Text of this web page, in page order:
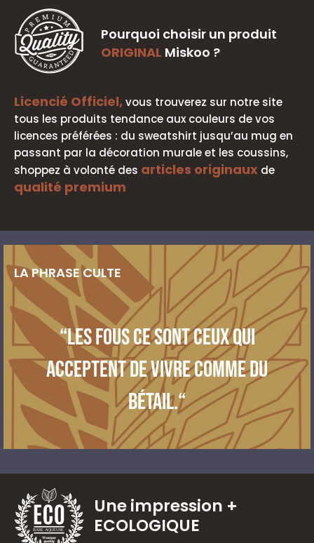
Pourquoi choisir un produit
ORIGINAL Miskoo ?
Licencié Officiel,vous trouverez sur notre site
tous les produits tendance aux couleurs de vos
licences préférées : du sweatshirt jusqu’au mug en
passant par la décoration murale et les coussins,
shoppez à volonté des articles originaux de
qualité premium
LA PHRASE CULTE
“Les fous ce sont ceux qui
acceptent de vivre comme du
bétail.“
BASE AQUEUSE
Une impression +
ECOLOGIQUE